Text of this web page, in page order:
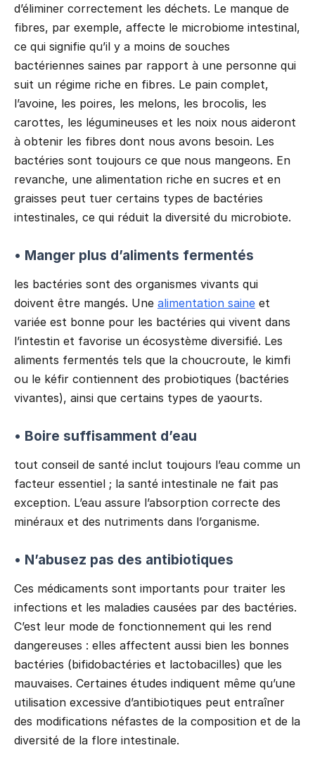
d’éliminer correctement les déchets. Le manque de
fibres, par exemple, affecte le microbiome intestinal,
ce qui signifie qu’il y a moins de souches
bactériennes saines par rapport à une personne qui
suit un régime riche en fibres. Le pain complet,
l’avoine, les poires, les melons, les brocolis, les
carottes, les légumineuses et les noix nous aideront
à obtenir les fibres dont nous avons besoin. Les
bactéries sont toujours ce que nous mangeons. En
revanche, une alimentation riche en sucres et en
graisses peut tuer certains types de bactéries
intestinales, ce qui réduit la diversité du microbiote.
• Manger plus d’aliments fermentés
les bactéries sont des organismes vivants qui
doivent être mangés. Une alimentation saine et
variée est bonne pour les bactéries qui vivent dans
l’intestin et favorise un écosystème diversifié. Les
aliments fermentés tels que la choucroute, le kimfi
ou le kéfir contiennent des probiotiques (bactéries
vivantes), ainsi que certains types de yaourts.
• Boire suffisamment d’eau
tout conseil de santé inclut toujours l’eau comme un
facteur essentiel ; la santé intestinale ne fait pas
exception. L’eau assure l’absorption correcte des
minéraux et des nutriments dans l’organisme.
• N’abusez pas des antibiotiques
Ces médicaments sont importants pour traiter les
infections et les maladies causées par des bactéries.
C’est leur mode de fonctionnement qui les rend
dangereuses : elles affectent aussi bien les bonnes
bactéries (bifidobactéries et lactobacilles) que les
mauvaises. Certaines études indiquent même qu’une
utilisation excessive d’antibiotiques peut entraîner
des modifications néfastes de la composition et de la
diversité de la flore intestinale.